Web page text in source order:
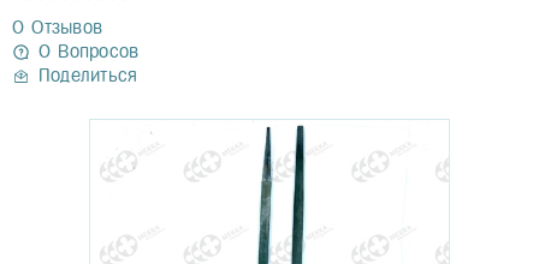
0 Отзывов
0 Вопросов
Поделиться